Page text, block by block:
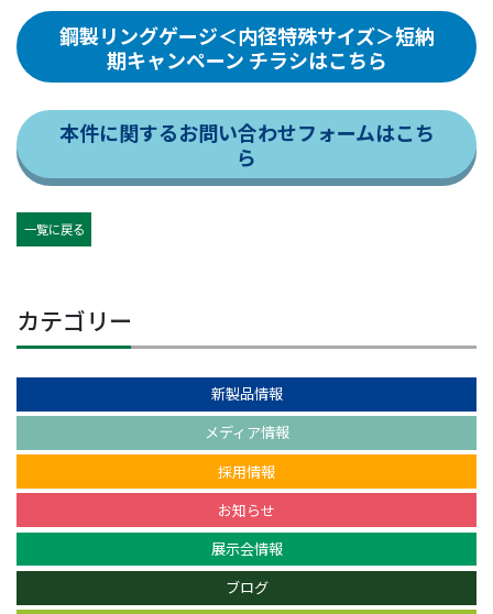
鋼製リングゲージ＜内径特殊サイズ＞短納
期キャンペーン チラシはこちら
本件に関するお問い合わせフォームはこち
ら
一覧に戻る
カテゴリー
新製品情報
メディア情報
採用情報
お知らせ
展示会情報
ブログ